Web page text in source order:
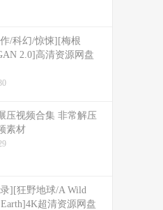
/科幻/惊悚][梅根
2.0]高清资源网盘
压视频合集 非常解压
素材
][狂野地球/A Wild
Earth]4K超清资源网盘